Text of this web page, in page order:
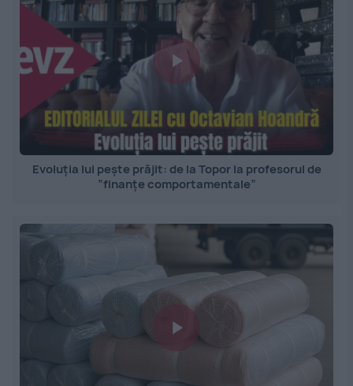
Evoluția lui pește prăjit: de la Topor la profesorul de
”finanțe comportamentale”